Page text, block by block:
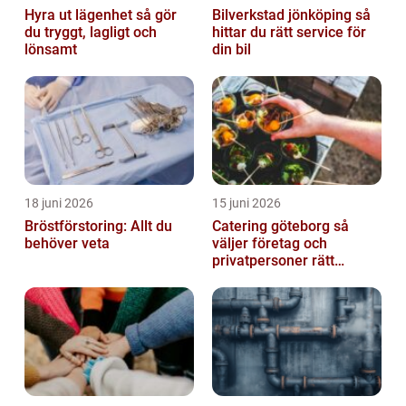
Hyra ut lägenhet så gör
du tryggt, lagligt och
lönsamt
Bilverkstad jönköping så
hittar du rätt service för
din bil
18 juni 2026
Bröstförstoring: Allt du
behöver veta
15 juni 2026
Catering göteborg så
väljer företag och
privatpersoner rätt